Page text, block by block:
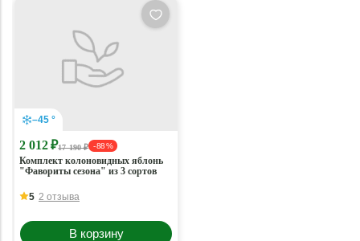
–45 °
2 012 ₽17 190 ₽ - 88 %
Комплект колоновидных яблонь
"Фавориты сезона" из 3 сортов
5 2 отзыва
В корзину